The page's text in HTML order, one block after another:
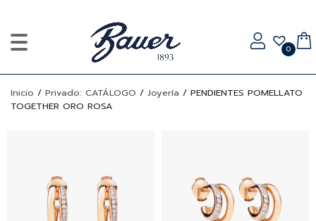
0
Inicio / Privado: CATÁLOGO / Joyería / PENDIENTES POMELLATO
TOGETHER ORO ROSA